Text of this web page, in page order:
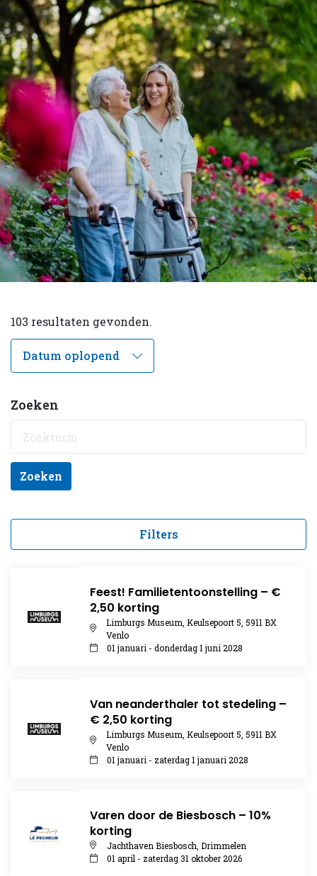
103 resultaten gevonden.
Zoeken
Zoeken
Filters
Feest! Familietentoonstelling – €
2,50 korting
Limburgs Museum, Keulsepoort 5, 5911 BX
Venlo
01 januari - donderdag 1 juni 2028
Van neanderthaler tot stedeling –
€ 2,50 korting
Limburgs Museum, Keulsepoort 5, 5911 BX
Venlo
01 januari - zaterdag 1 januari 2028
Varen door de Biesbosch – 10%
korting
Jachthaven Biesbosch, Drimmelen
01 april - zaterdag 31 oktober 2026